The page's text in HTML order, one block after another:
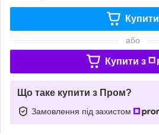
Купити
або
Купити з
Що таке купити з Пром?
Замовлення під захистом